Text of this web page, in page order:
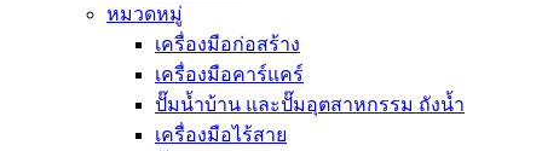
หมวดหมู่
เครื่องมือก่อสร้าง
เครื่องมือคาร์แคร์
ปั๊มน้ำบ้าน และปั๊มอุตสาหกรรม ถังน้ำ
เครื่องมือไร้สาย